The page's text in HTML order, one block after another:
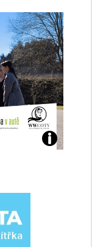
Jaké